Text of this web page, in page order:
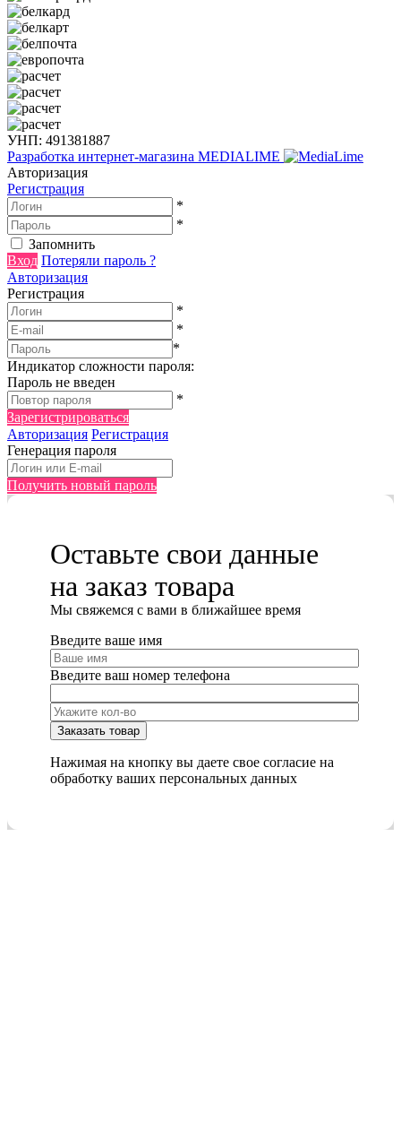
УНП: 491381887
Разработка интернет-магазина MEDIALIME
Авторизация
Регистрация
*
*
Запомнить
Вход Потеряли пароль ?
Авторизация
Регистрация
*
*
*
Индикатор сложности пароля:
Пароль не введен
*
Зарегистрироваться
Авторизация Регистрация
Генерация пароля
Получить новый пароль
Оставьте свои данные
на заказ товара
Мы cвяжемся с вами в ближайшее время
Введите ваше имя
Введите ваш номер телефона
Нажимая на кнопку вы даете свое согласие на
обработку ваших персональных данных